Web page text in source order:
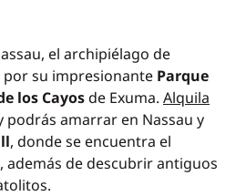
el archipiélago de
por su impresionante Parque
los Cayosde Exuma. Alquila
podrás amarrar en Nassau y
, donde se encuentra el
además de descubrir antiguos